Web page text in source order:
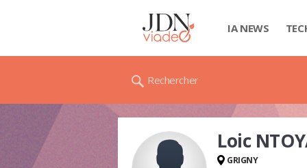
IA NEWS
Rechercher
Loic
GRIGNY